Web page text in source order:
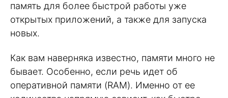
память для более быстрой работы уже
открытых приложений, а также для запуска
новых.
Как вам наверняка известно, памяти много не
бывает. Особенно, если речь идет об
оперативной памяти (RAM). Именно от ее